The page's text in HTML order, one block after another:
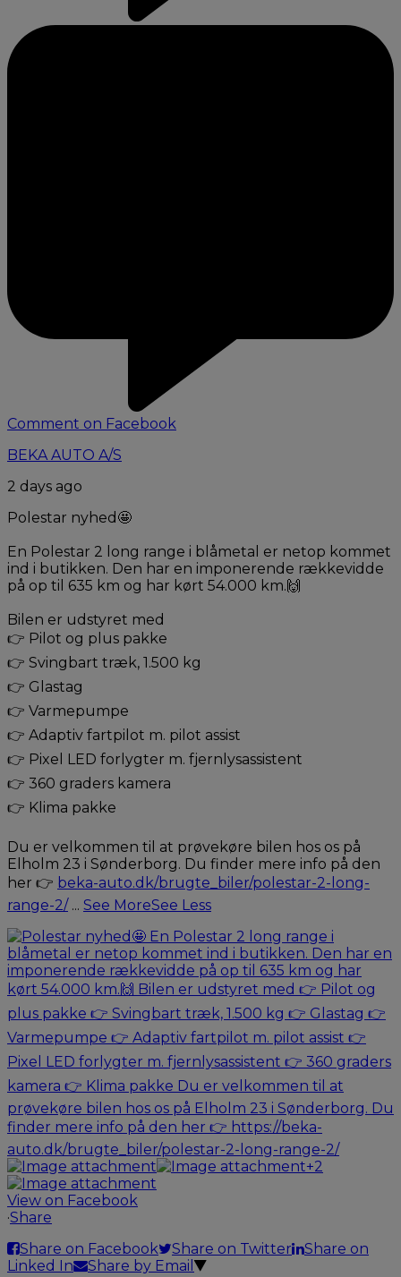
Comment on Facebook
BEKA AUTO A/S
2 days ago
Polestar nyhed🤩
En Polestar 2 long range i blåmetal er netop kommet
ind i butikken. Den har en imponerende rækkevidde
på op til 635 km og har kørt 54.000 km.🙌
Bilen er udstyret med
👉 Pilot og plus pakke
👉 Svingbart træk, 1.500 kg
👉 Glastag
👉 Varmepumpe
👉 Adaptiv fartpilot m. pilot assist
👉 Pixel LED forlygter m. fjernlysassistent
👉 360 graders kamera
👉 Klima pakke
Du er velkommen til at prøvekøre bilen hos os på
Elholm 23 i Sønderborg. Du finder mere info på den
her 👉 beka-auto.dk/brugte_biler/polestar-2-long-
range-2/ ... See MoreSee Less
+2
View on Facebook
·Share
Share on Facebook
Share on Twitter
Share on
Linked In
Share by Email